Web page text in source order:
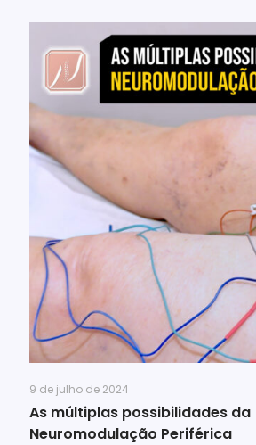
9 de julho de 2024
As múltiplas possibilidades da
Neuromodulação Periférica